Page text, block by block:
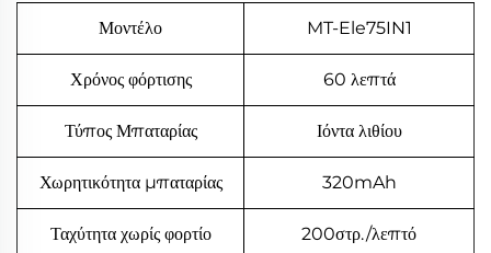
Μοντέλο MT-Ele75IN1
Χρόνος φόρτισης 60 λεπτά
Τύπος Μπαταρίας Ιόντα λιθίου
Χωρητικότητα μπαταρίας 320mAh
Ταχύτητα χωρίς φορτίο 200στρ./λεπτό